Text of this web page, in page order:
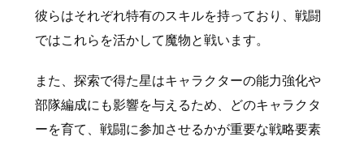
彼らはそれぞれ特有のスキルを持っており、戦闘
ではこれらを活かして魔物と戦います。
また、探索で得た星はキャラクターの能力強化や
部隊編成にも影響を与えるため、どのキャラクタ
ーを育て、戦闘に参加させるかが重要な戦略要素